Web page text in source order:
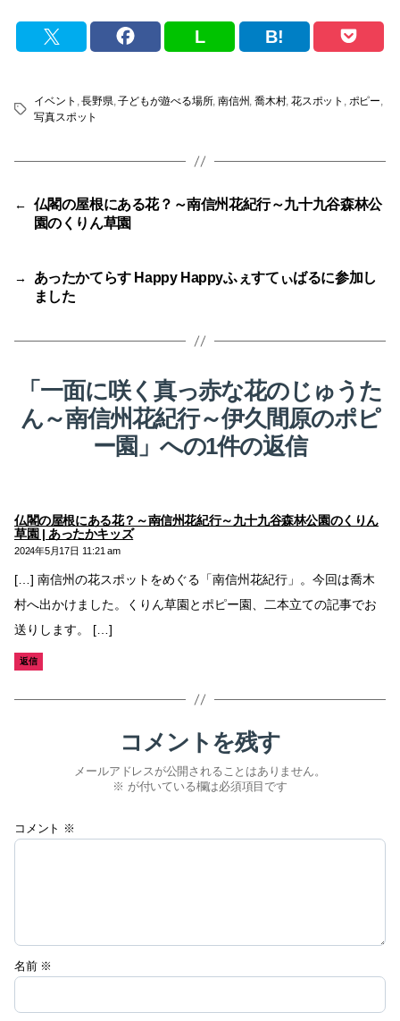
L B!
タ
イベント ,長野県 ,子どもが遊べる場所,南信州 ,喬木村,花スポット ポピー
写真スポット
←
仏閣の屋根にある花？～南信州花紀行～九十九谷森林公
園のくりん草園
→
あったかてらす Happy Happyふぇすてぃばるに参加し
ました
「一面に咲く真っ赤な花のじゅうた
ん～南信州花紀行～伊久間原のポピ
ー園」への1件の返信
仏閣の屋根にある花？～南信州花紀行～九十九谷森林公園のくりん
草園 | あったかキッズの
2024年5月17日 11:21 am
[…] 南信州の花スポットをめぐる「南信州花紀行」。今回は喬木
村へ出かけました。くりん草園とポピー園、二本立ての記事でお
送りします。 […]
返信
コメントを残す
メールアドレスが公開されることはありません。
※ が付いている欄は必須項目です
コメント ※
名前 ※